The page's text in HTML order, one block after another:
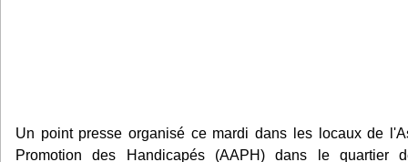
Un point presse organisé ce mardi dans les locaux de
Promotion des Handicapés (AAPH) dans le quartier